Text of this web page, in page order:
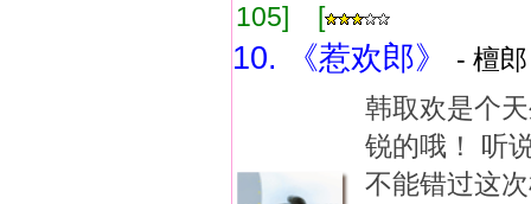
105] [
10. 《惹欢郎》
- 檀
韩取欢是个
锐的哦！ 听
不能错过这